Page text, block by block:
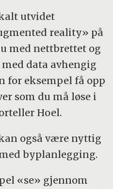
utvidet
reality» på
med nettbrettet og
data avhengig
for eksempel få opp
som du må løse i
Hoel.
også være nyttig
byplanlegging.
«se» gjennom